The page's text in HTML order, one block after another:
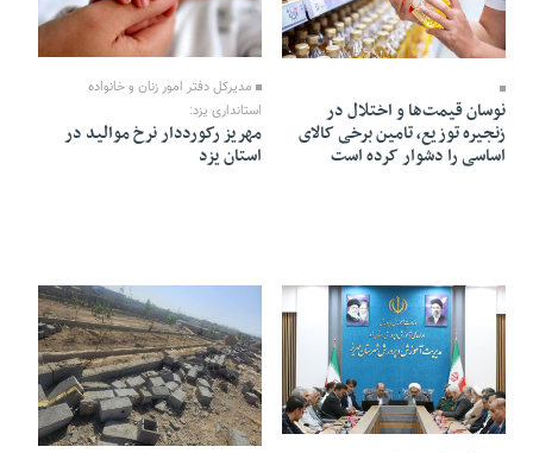
29 Ordibehesht 1405 - 21:14
نوسان قیمت‌ها و اختلال در
زنجیره توزیع، تامین برخی کالای
اساسی را دشوار کرده است
28 Ordibehesht 1405 - 18:58
مدیرکل دفتر امور زنان و خانواده
استانداری یزد:
مهریز رکورددار نرخ موالید در
استان یزد
16 Ordibehesht 1405 - 22:07
15 Ordibehesht 1405 - 21:54